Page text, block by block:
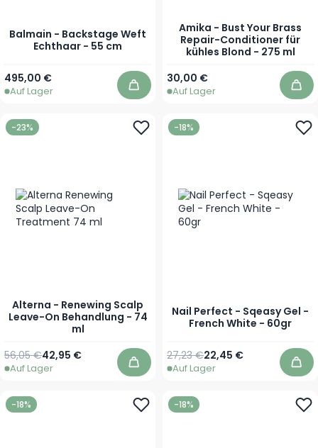
Balmain - Backstage Weft
Echthaar - 55 cm
Ab
495,00 €
Auf Lager In den Warenkorb
Amika - Bust Your Brass
Repair-Conditioner für
kühles Blond - 275 ml
30,00 €
Auf Lager In
-23%
Alterna - Renewing Scalp
Leave-On Behandlung - 74
ml
Sonderpreis
42,95 €
Regulärer Preis
56,05 €
Auf Lager In den Warenkorb
-18%
Nail Perfect - Sqeasy Gel -
French White - 60gr
Sonderpreis
22,45 €
Regulärer Preis
27,23 €
Auf Lager In
-18% -18%